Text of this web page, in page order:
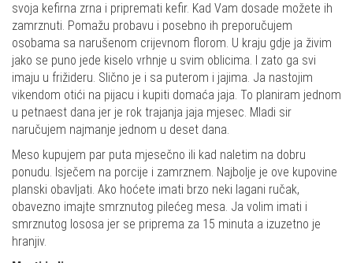
svoja kefirna zrna i pripremati kefir. Kad Vam dosade možete ih
zamrznuti. Pomažu probavu i posebno ih preporučujem
osobama sa narušenom crijevnom florom. U kraju gdje ja živim
jako se puno jede kiselo vrhnje u svim oblicima. I zato ga svi
imaju u frižideru. Slično je i sa puterom i jajima. Ja nastojim
vikendom otići na pijacu i kupiti domaća jaja. To planiram jednom
u petnaest dana jer je rok trajanja jaja mjesec. Mladi sir
naručujem najmanje jednom u deset dana.
Meso kupujem par puta mjesečno ili kad naletim na dobru
ponudu. Isječem na porcije i zamrznem. Najbolje je ove kupovine
planski obavljati. Ako hoćete imati brzo neki lagani ručak,
obavezno imajte smrznutog pilećeg mesa. Ja volim imati i
smrznutog lososa jer se priprema za 15 minuta a izuzetno je
hranjiv.